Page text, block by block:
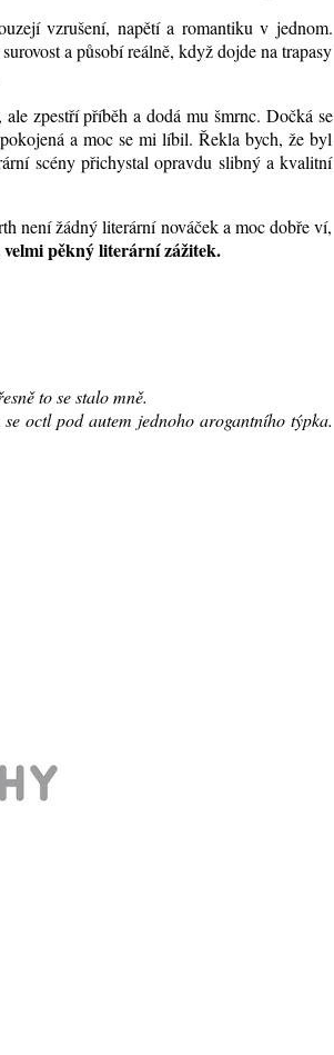
vzrušení, napětí a romantiku v jednom.
a působí reálně, když dojde na trapasy
zpestří příběh a dodá mu šmrnc. Dočká se
a moc se mi líbil. Řekla bych, že byl
scény přichystal opravdu slibný a kvalitní
není žádný literární nováček a moc dobře ví,
velmi pěkný literární zážitek.
to se stalo mně.
octl pod autem jednoho arogantního týpka.